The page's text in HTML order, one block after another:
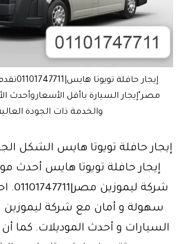
إيجار
مصر"إيجار السيارة باأقل الأسعاروأحدث
والخدمة ذات الجودة
شركة
سهولة و أمان مع شركة
السيارات و أحدث الموديلات. كما